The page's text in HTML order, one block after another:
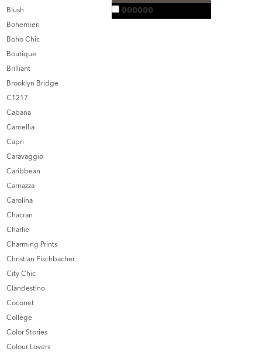
Blush
Bohemien
Boho Chic
Boutique
Brilliant
Brooklyn Bridge
C1217
Cabana
Camellia
Capri
Caravaggio
Caribbean
Carnazza
Carolina
Chacran
Charlie
Charming Prints
Christian Fischbacher
City Chic
Clandestino
Coconet
College
Color Stories
Colour Lovers
000000